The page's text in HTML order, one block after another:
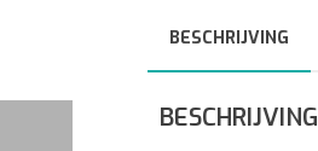
BESCHRIJVING
BESCHRIJVING